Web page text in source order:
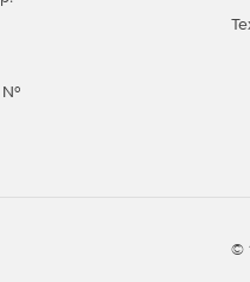
планов на
согласования ПСД.
себестоимости
№
©